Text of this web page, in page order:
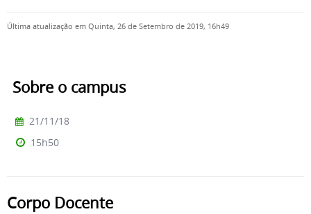
Última atualização em Quinta, 26 de Setembro de 2019, 16h49
Sobre o campus
21/11/18
15h50
Corpo Docente